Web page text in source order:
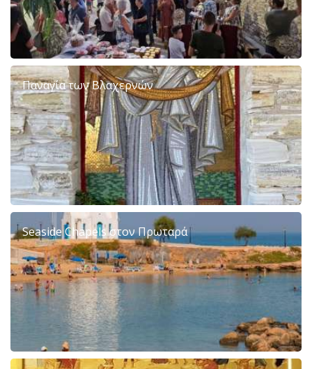
Παναγία των Βλαχερνών
Seaside Chapels στον Πρωταρά